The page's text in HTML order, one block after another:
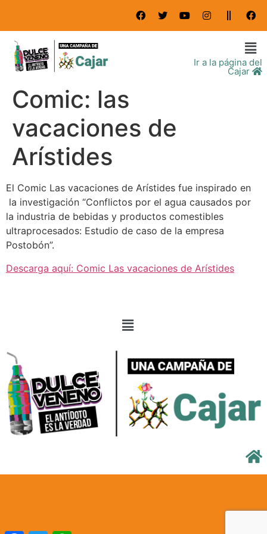
Ir a la página del
Cajar
Comic: las
vacaciones de
Arístides
El Comic Las vacaciones de Arístides fue inspirado en
la investigación “Conflictos por el agua causados por
la industria de bebidas y productos comestibles
ultraprocesados: Estudio de caso de la empresa
Postobón”.
Descarga aquí: Comic Las vacaciones de Arístides